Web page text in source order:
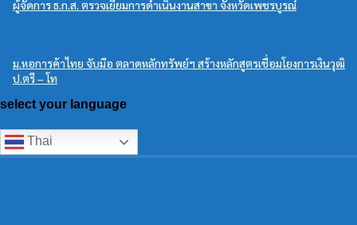
ผู้จัดการ ธ.ก.ส. ตรวจเยี่ยมการดำเนินงานสาขา จังหวัดเพชรบูรณ์
ม.หอการค้าไทย จับมือ ตลาดหลักทรัพย์ฯ สร้างหลักสูตรเชื่อมโยงการเงินวุฒิ
ป.ตรี – โท
select your language
Thai